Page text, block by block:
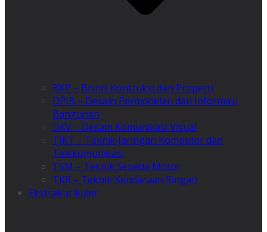
BKP – Bisnis Kontruksi dan Properti
DPIB – Desain Permodelan dan Informasi
Bangunan
DKV – Desain Komunikasi Visual
TJKT – Teknik Jaringan Komputer dan
Telekomunikasi
TSM – Teknik Sepeda Motor
TKR – Teknik Kendaraan Ringan
Ekstrakurikuler